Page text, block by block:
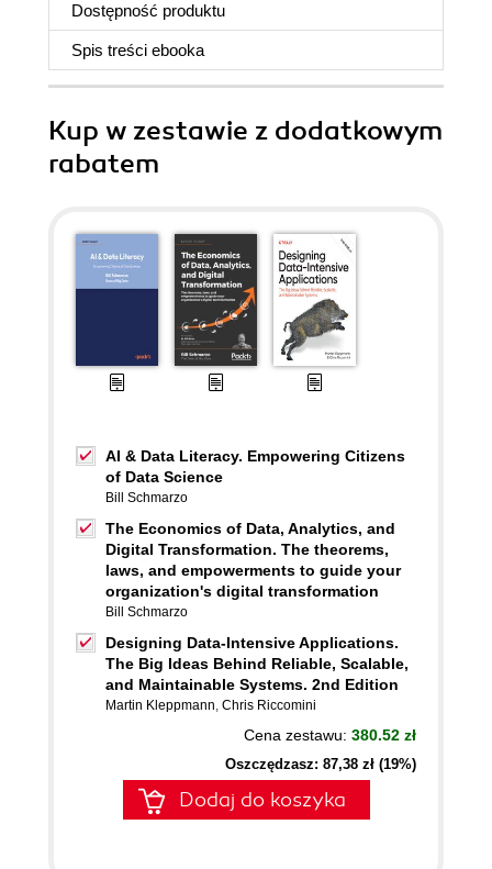
Dostępność produktu
Spis treści ebooka
Kup w zestawie z dodatkowym
rabatem
AI & Data Literacy. Empowering Citizens
of Data Science
Bill Schmarzo
The Economics of Data, Analytics, and
Digital Transformation. The theorems,
laws, and empowerments to guide your
organization's digital transformation
Bill Schmarzo
Designing Data-Intensive Applications.
The Big Ideas Behind Reliable, Scalable,
and Maintainable Systems. 2nd Edition
Martin Kleppmann, Chris Riccomini
Cena zestawu: 380.52 zł
Oszczędzasz: 87,38 zł (19%)
Dodaj do koszyka